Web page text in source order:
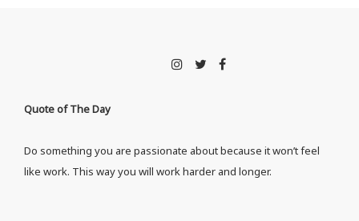
Quote of The Day
Do something you are passionate about because it won’t feel
like work. This way you will work harder and longer.